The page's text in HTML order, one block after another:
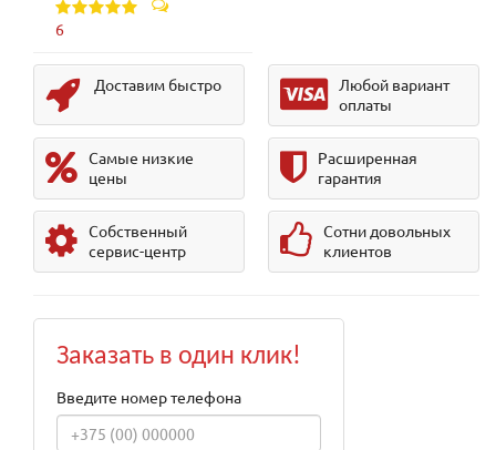
6
Доставим быстро
Любой вариант
оплаты
Самые низкие
цены
Расширенная
гарантия
Собственный
сервис-центр
Сотни довольных
клиентов
Заказать в один клик!
Введите номер телефона